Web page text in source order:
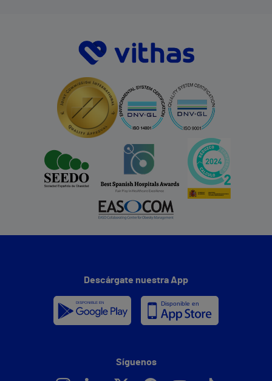
Descárgate nuestra App
Síguenos